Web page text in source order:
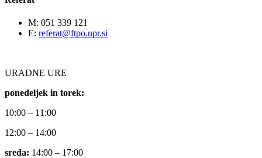
M: 051 339 121
E: referat@ftpo.upr.si
URADNE URE
ponedeljek in torek:
10:00 – 11:00
12:00 – 14:00
sreda: 14:00 – 17:00